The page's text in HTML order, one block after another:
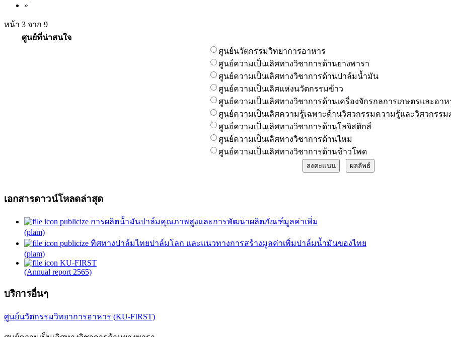
»
หน้า 3 จาก 9
ศูนย์ที่น่าสนใจ
ศูนย์นวัตกรรมวิทยาการอาหาร
ศูนย์ความเป็นเลิศทางวิชาการด้านยางพารา
ศูนย์ความเป็นเลิศทางวิชาการด้านปาล์มน้ำมัน
ศูนย์ความเป็นเลิศแห่งนวัตกรรมข้าว
ศูนย์ความเป็นเลิศทางวิชาการด้านเครื่องจักรกลการเกษตรและอาห
ศูนย์ความเป็นเลิศความรู้เฉพาะด้านวิศวกรรมความรู้และวิศวกรร
ศูนย์ความเป็นเลิศทางวิชาการด้านโลจิสติกส์
ศูนย์ความเป็นเลิศทางวิชาการด้านไหม
ศูนย์ความเป็นเลิศทางวิชาการด้านข้าวโพด
เอกสารดาวน์โหลดล่าสุด
publicize การผลิตน้ำมันปาล์มคุณภาพสูงและการพัฒนาผลิตภัณฑ์มูลค่าเพิ่ม
(plam)
publicize ทิศทางปาล์มไทยปาล์มโลก และแนวทางการสร้างมูลค่าเพิ่มปาล์มน้ำมันของไทย
(plam)
KU-FIRST
(Annual report 2565)
บริการอื่นๆ
ศูนย์นวัตกรรมวิทยาการอาหาร (KU-FIRST)